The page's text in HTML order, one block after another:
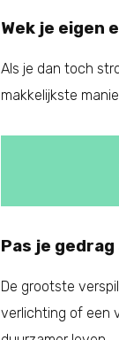
Wek je eigen
Als je dan toch
makkelijkste
Pas je gedrag
De grootste
verlichting of een